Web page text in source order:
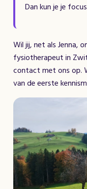
Dan kun je je
Wil jij, net als Jenna,
fysiotherapeut in
contact met ons op.
van de eerste